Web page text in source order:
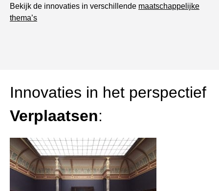
Bekijk de innovaties in verschillende maatschappelijke
thema’s
Innovaties in het perspectief
Verplaatsen: